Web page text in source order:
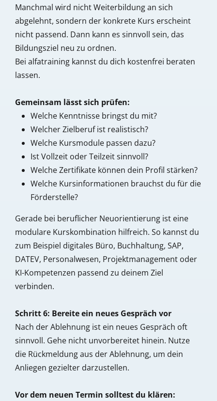
Manchmal wird nicht Weiterbildung an sich
abgelehnt, sondern der konkrete Kurs erscheint
nicht passend. Dann kann es sinnvoll sein, das
Bildungsziel neu zu ordnen.
Bei alfatraining kannst du dich kostenfrei beraten
lassen.
Gemeinsam lässt sich prüfen:
Welche Kenntnisse bringst du mit?
Welcher Zielberuf ist realistisch?
Welche Kursmodule passen dazu?
Ist Vollzeit oder Teilzeit sinnvoll?
Welche Zertifikate können dein Profil stärken?
Welche Kursinformationen brauchst du für die
Förderstelle?
Gerade bei beruflicher Neuorientierung ist eine
modulare Kurskombination hilfreich. So kannst du
zum Beispiel digitales Büro, Buchhaltung, SAP,
DATEV, Personalwesen, Projektmanagement oder
KI-Kompetenzen passend zu deinem Ziel
verbinden.
Schritt 6: Bereite ein neues Gespräch vor
Nach der Ablehnung ist ein neues Gespräch oft
sinnvoll. Gehe nicht unvorbereitet hinein. Nutze
die Rückmeldung aus der Ablehnung, um dein
Anliegen gezielter darzustellen.
Vor dem neuen Termin solltest du klären: